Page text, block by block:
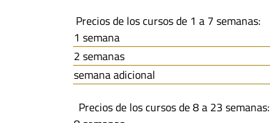
Precios de los cursos de 1 a 7 semanas:
1 semana
2 semanas
semana adicional
Precios de los cursos de 8 a 23 semanas: